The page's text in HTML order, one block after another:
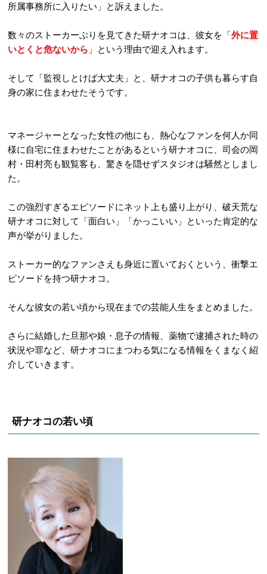
所属事務所に入りたい」と訴えました。
数々のストーカーぶりを見てきた研ナオコは、彼女を「外に置
いとくと危ないから 」という理由で迎え入れます。
そして「監視しとけば大丈夫」と、研ナオコの子供も暮らす自
身の家に住まわせたそうです。
マネージャーとなった女性の他にも、熱心なファンを何人か同
様に自宅に住まわせたことがあるという研ナオコに、司会の岡
村・田村亮も観覧客も、驚きを隠せずスタジオは騒然としまし
た。
この強烈すぎるエピソードにネット上も盛り上がり、破天荒な
研ナオコに対して「面白い」「かっこいい」といった肯定的な
声が挙がりました。
ストーカー的なファンさえも身近に置いておくという、衝撃エ
ピソードを持つ研ナオコ。
そんな彼女の若い頃から現在までの芸能人生をまとめました。
さらに結婚した旦那や娘・息子の情報、薬物で逮捕された時の
状況や罪など、研ナオコにまつわる気になる情報をくまなく紹
介していきます。
研ナオコの若い頃